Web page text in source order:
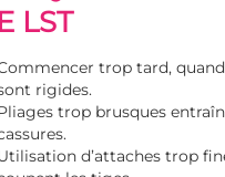
LST
trop tard,
rigides.
trop brusques
d’attaches trop